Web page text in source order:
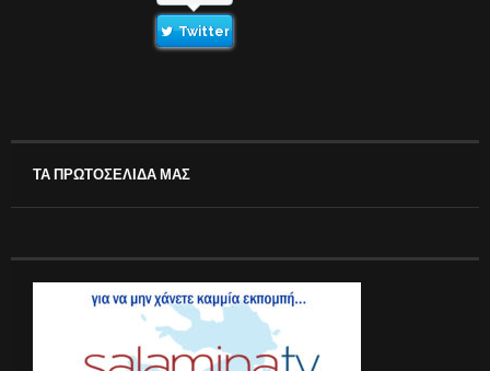
Twitter
ΤΑ ΠΡΩΤΟΣΕΛΙΔΑ ΜΑΣ